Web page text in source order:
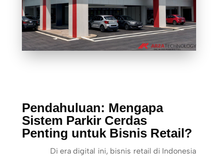
Pendahuluan: Mengapa
Sistem Parkir Cerdas
Penting untuk Bisnis Retail?
Di era digital ini, bisnis retail di Indonesia